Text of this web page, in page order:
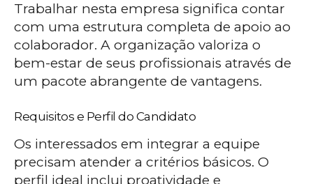
Trabalhar nesta empresa significa contar
com uma estrutura completa de apoio ao
colaborador. A organização valoriza o
bem-estar de seus profissionais através de
um pacote abrangente de vantagens.
Requisitos e Perfil do Candidato
Os interessados em integrar a equipe
precisam atender a critérios básicos. O
perfil ideal inclui proatividade e